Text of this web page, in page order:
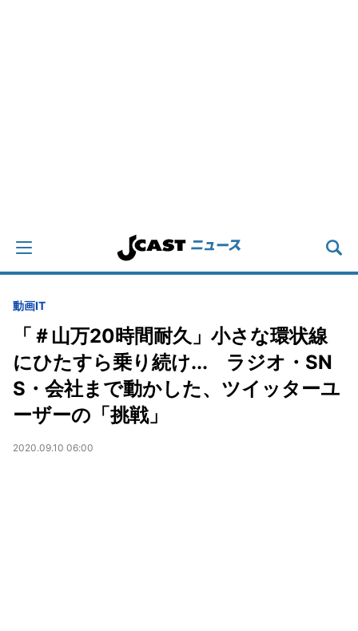
動画IT
「＃山万20時間耐久」小さな環状線
にひたすら乗り続け... ラジオ・SN
S・会社まで動かした、ツイッターユ
ーザーの「挑戦」
2020.09.10 06:00